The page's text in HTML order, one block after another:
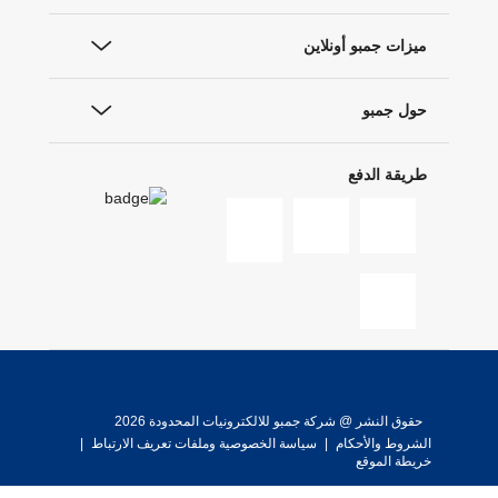
ميزات جمبو أونلاين
حول جمبو
طريقة الدفع
حقوق النشر @ شركة جمبو للالكترونيات المحدودة 2026
الشروط والأحكام
سياسة الخصوصية وملفات تعريف الارتباط
خريطة الموقع